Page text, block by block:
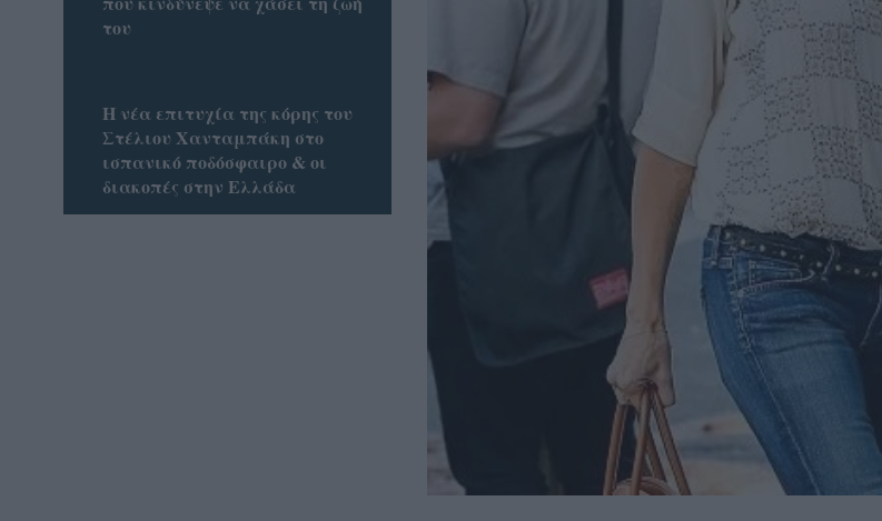
του
Η νέα επιτυχία της κόρης του
Στέλιου Χανταμπάκη στο
ισπανικό ποδόσφαιρο & οι
διακοπές στην Ελλάδα